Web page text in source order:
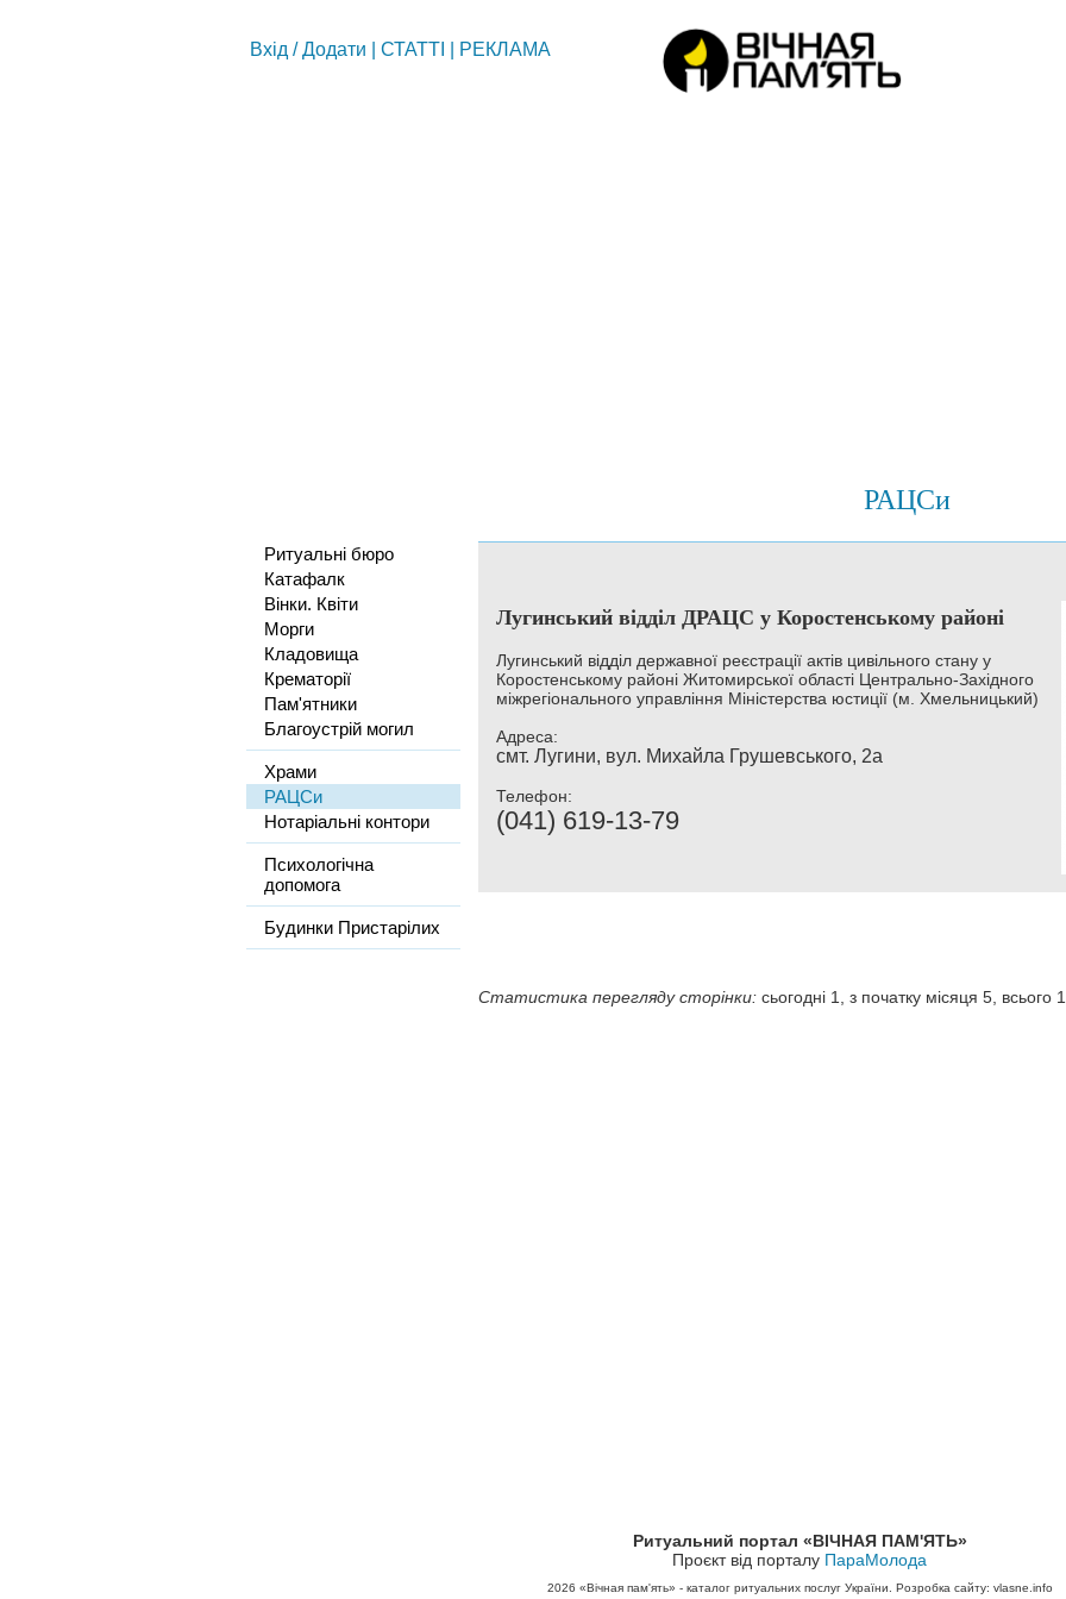
Вхід /Додати СТАТТІ РЕКЛАМА
РАЦСи
Ритуальні бюро
Катафалк
Вінки. Квіти
Морги
Кладовища
Крематорії
Пам'ятники
Благоустрій могил
Храми
РАЦСи
Нотаріальні контори
Психологічна
допомога
Будинки Пристарілих
Лугинський відділ ДРАЦС у Коростенському районі
Лугинський відділ державної реєстрації актів цивільного стану у
Коростенському районі Житомирської області Центрально-Західного
міжрегіонального управління Міністерства юстиції (м. Хмельницький)
Адреса:
смт. Лугини, вул. Михайла Грушевського, 2а
Телефон:
(041) 619-13-79
Статистика перегляду сторінки: сьогодні 1, з початку місяця 5, всього
Ритуальний портал «ВІЧНАЯ ПАМ'ЯТЬ»
Проєкт від порталу ПараМолода
2026 «Вічная пам'ять» - каталог ритуальних послуг України. Розробка сайту: vlasne.info